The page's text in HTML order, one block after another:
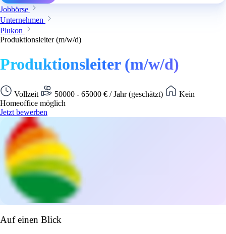
Jobbörse
Unternehmen
Plukon
Produktionsleiter (m/w/d)
Produktionsleiter (m/w/d)
Vollzeit 50000 - 65000 € / Jahr (geschätzt)
Kein
Homeoffice möglich
Jetzt bewerben
Auf einen Blick